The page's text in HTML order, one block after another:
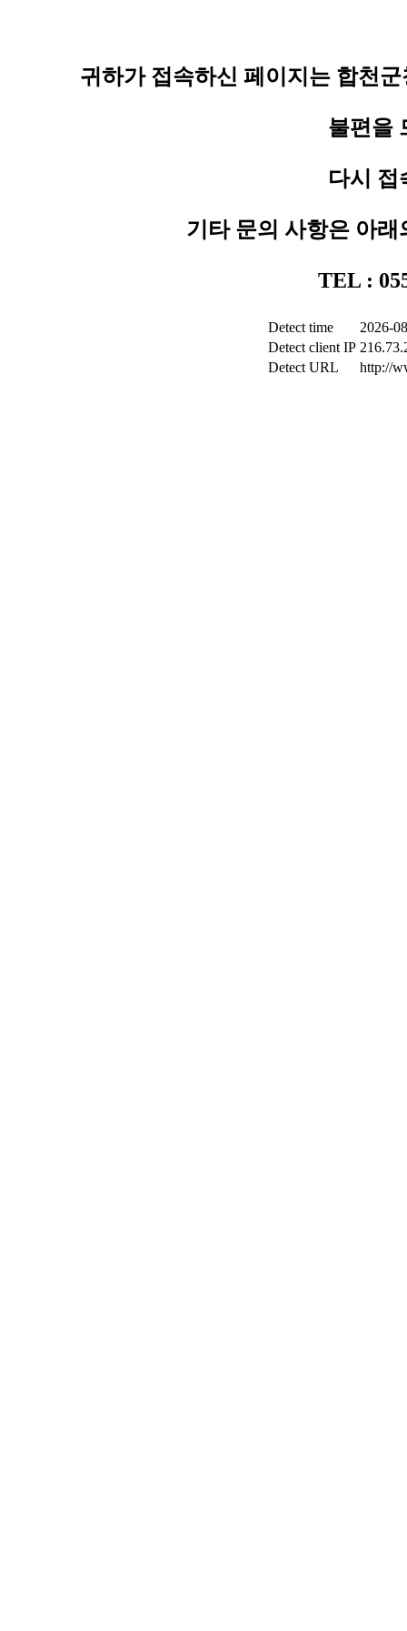
귀하가 접속하신 페이지는 합천
불편을
다시 접
기타 문의 사항은 아
TEL :
Detect time
2026-
Detect client IP
Detect URL
http://